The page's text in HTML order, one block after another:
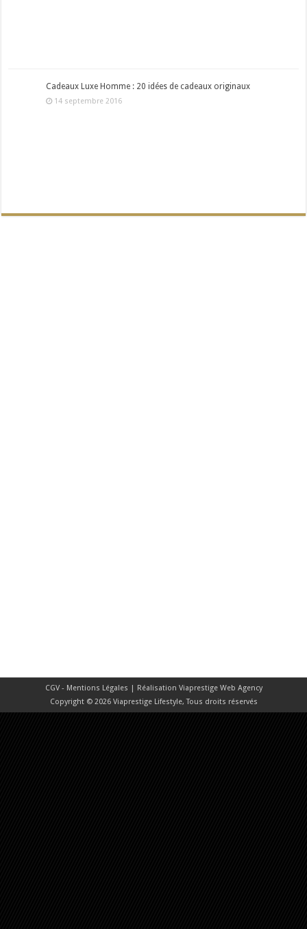
Cadeaux Luxe Homme : 20 idées de cadeaux originaux
14 septembre 2016
CGV - Mentions Légales | Réalisation Viaprestige Web Agency
Copyright © 2026 Viaprestige Lifestyle, Tous droits réservés